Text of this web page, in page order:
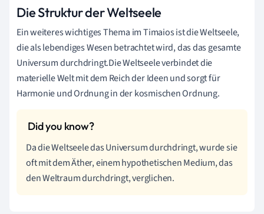
Die Struktur der Weltseele
Ein weiteres wichtiges Thema im Timaios ist die Weltseele,
die als lebendiges Wesen betrachtet wird, das das gesamte
Universum durchdringt.Die Weltseele verbindet die
materielle Welt mit dem Reich der Ideen und sorgt für
Harmonie und Ordnung in der kosmischen Ordnung.
Da die Weltseele das Universum durchdringt, wurde sie
oft mit dem Äther, einem hypothetischen Medium, das
den Weltraum durchdringt, verglichen.